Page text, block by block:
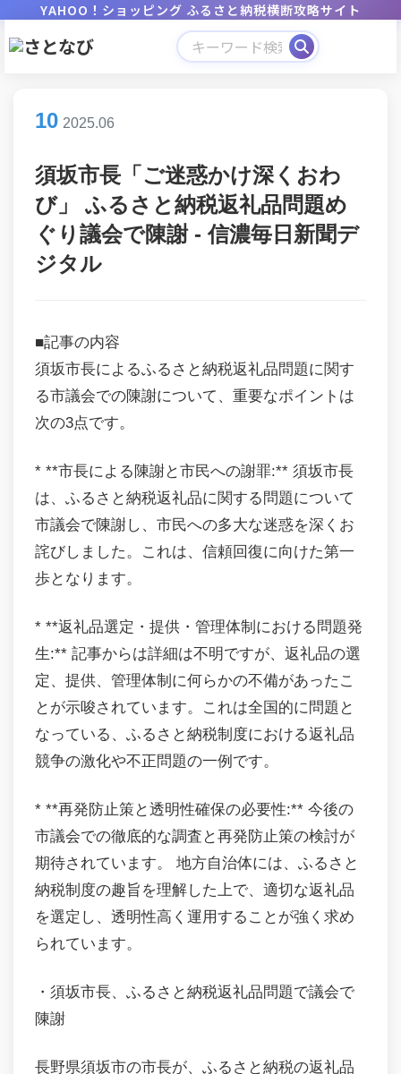
YAHOO！ショッピング ふるさと納税横断攻略サイト
10 2025.06
須坂市長「ご迷惑かけ深くおわ
び」 ふるさと納税返礼品問題め
ぐり議会で陳謝 - 信濃毎日新聞デ
ジタル
■記事の内容
須坂市長によるふるさと納税返礼品問題に関す
る市議会での陳謝について、重要なポイントは
次の3点です。
* **市長による陳謝と市民への謝罪:** 須坂市長
は、ふるさと納税返礼品に関する問題について
市議会で陳謝し、市民への多大な迷惑を深くお
詫びしました。これは、信頼回復に向けた第一
歩となります。
* **返礼品選定・提供・管理体制における問題発
生:** 記事からは詳細は不明ですが、返礼品の選
定、提供、管理体制に何らかの不備があったこ
とが示唆されています。これは全国的に問題と
なっている、ふるさと納税制度における返礼品
競争の激化や不正問題の一例です。
* **再発防止策と透明性確保の必要性:** 今後の
市議会での徹底的な調査と再発防止策の検討が
期待されています。 地方自治体には、ふるさと
納税制度の趣旨を理解した上で、適切な返礼品
を選定し、透明性高く運用することが強く求め
られています。
・須坂市長、ふるさと納税返礼品問題で議会で
陳謝
長野県須坂市の市長が、ふるさと納税の返礼品